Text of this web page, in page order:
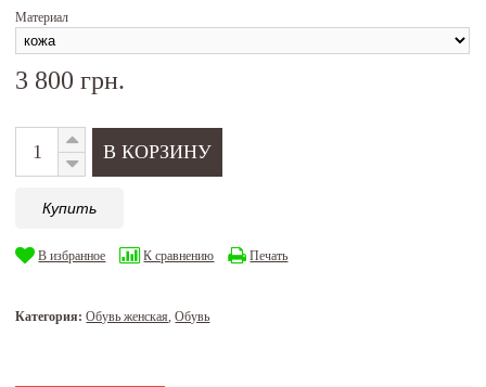
Материал
3 800 грн.
Купить
В избранное К сравнению Печать
Категория:Обувь женская,Обувь